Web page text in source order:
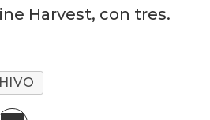
Harvest, con tres.